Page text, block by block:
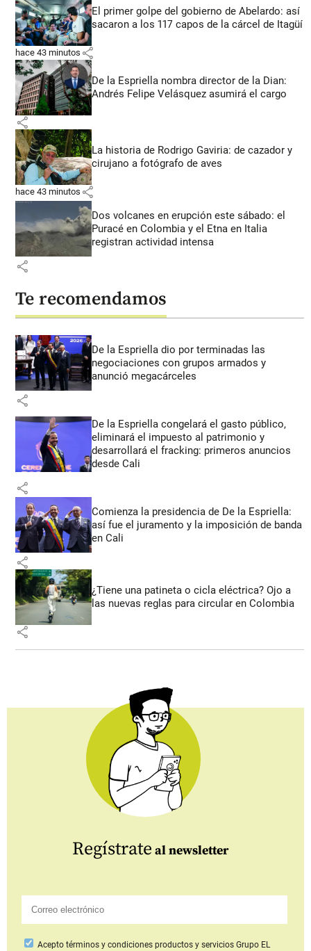
El primer golpe del gobierno de Abelardo: así
sacaron a los 117 capos de la cárcel de Itagüí
hace 43 minutos share
De la Espriella nombra director de la Dian:
Andrés Felipe Velásquez asumirá el cargo
share
La historia de Rodrigo Gaviria: de cazador y
cirujano a fotógrafo de aves
hace 43 minutos share
Dos volcanes en erupción este sábado: el
Puracé en Colombia y el Etna en Italia
registran actividad intensa
share
Te recomendamos
De la Espriella dio por terminadas las
negociaciones con grupos armados y
anunció megacárceles
share
De la Espriella congelará el gasto público,
eliminará el impuesto al patrimonio y
desarrollará el fracking: primeros anuncios
desde Cali
share
Comienza la presidencia de De la Espriella:
así fue el juramento y la imposición de banda
en Cali
share
¿Tiene una patineta o cicla eléctrica? Ojo a
las nuevas reglas para circular en Colombia
share
Regístrate al newsletter
Aceptotérminos y condiciones productos y serviciosGrupo EL